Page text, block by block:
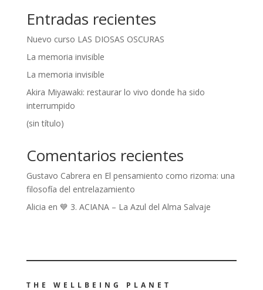
e
:
Entradas recientes
Nuevo curso LAS DIOSAS OSCURAS
La memoria invisible
La memoria invisible
Akira Miyawaki: restaurar lo vivo donde ha sido
interrumpido
(sin título)
Comentarios recientes
Gustavo Cabrera en El pensamiento como rizoma: una
filosofía del entrelazamiento
Alicia en 💙 3. ACIANA – La Azul del Alma Salvaje
THE WELLBEING PLANET